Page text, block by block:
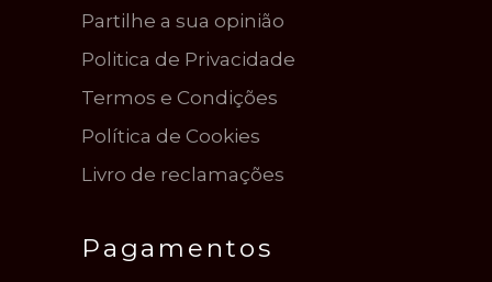
Partilhe a sua opinião
Politica de Privacidade
Termos e Condições
Política de Cookies
Livro de reclamações
Pagamentos